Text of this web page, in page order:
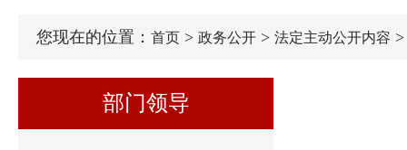
您现在的位置： 首页 > 政务公开 > 法定主动公开内容
部门领导